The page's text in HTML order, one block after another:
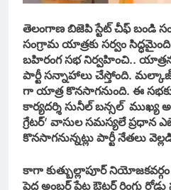
తెలంగాణ బిజెపి స్టేట్ చీఫ్ బండి
సంగ్రామ యాత్రకు సర్వం
బహిరంగ సభ నిర్వహించి..
పార్టీ సన్నాహాలు చేస్తోంది.
గా యాత్ర కొనసాగనుంది. ఈ
కార్యదర్శి సునీల్ బన్సల్ ముఖ్య
గ్రేటర్’ వాసుల సమస్యలే
కొనసాగనున్నట్లు పార్టీ నేతలు
కాగా కుత్బుల్లాపూర్
పెద్ద అంబర్ పేట ఔటర్ రింగు